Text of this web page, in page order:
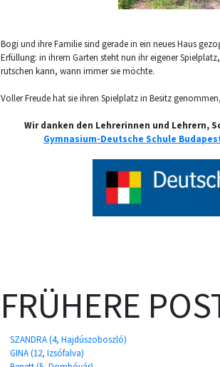
Bogi und ihre Familie sind gerade in ein neues Haus
Erfüllung: in ihrem Garten steht nun ihr eigener
rutschen kann, wann immer sie möchte.
Voller Freude hat sie ihren Spielplatz in Besitz
Wir danken den Lehrerinnen und Lehrern,
Gymnasium-Deutsche Schule
FRÜHERE
SZANDRA (4, Hajdúszoboszló)
GINA (12, Izsófalva)